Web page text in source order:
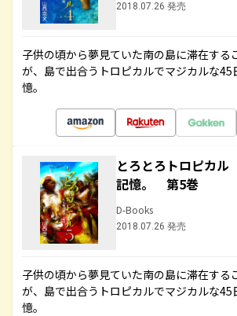
2018.07.26 発売
子供の頃から夢見ていた南の島に滞在する
が、島で出合うトロピカルでマジカルな45
憶。
とろとろトロピカ
記憶。 第5巻
D-Books
2018.07.26 発売
子供の頃から夢見ていた南の島に滞在する
が、島で出合うトロピカルでマジカルな45
憶。